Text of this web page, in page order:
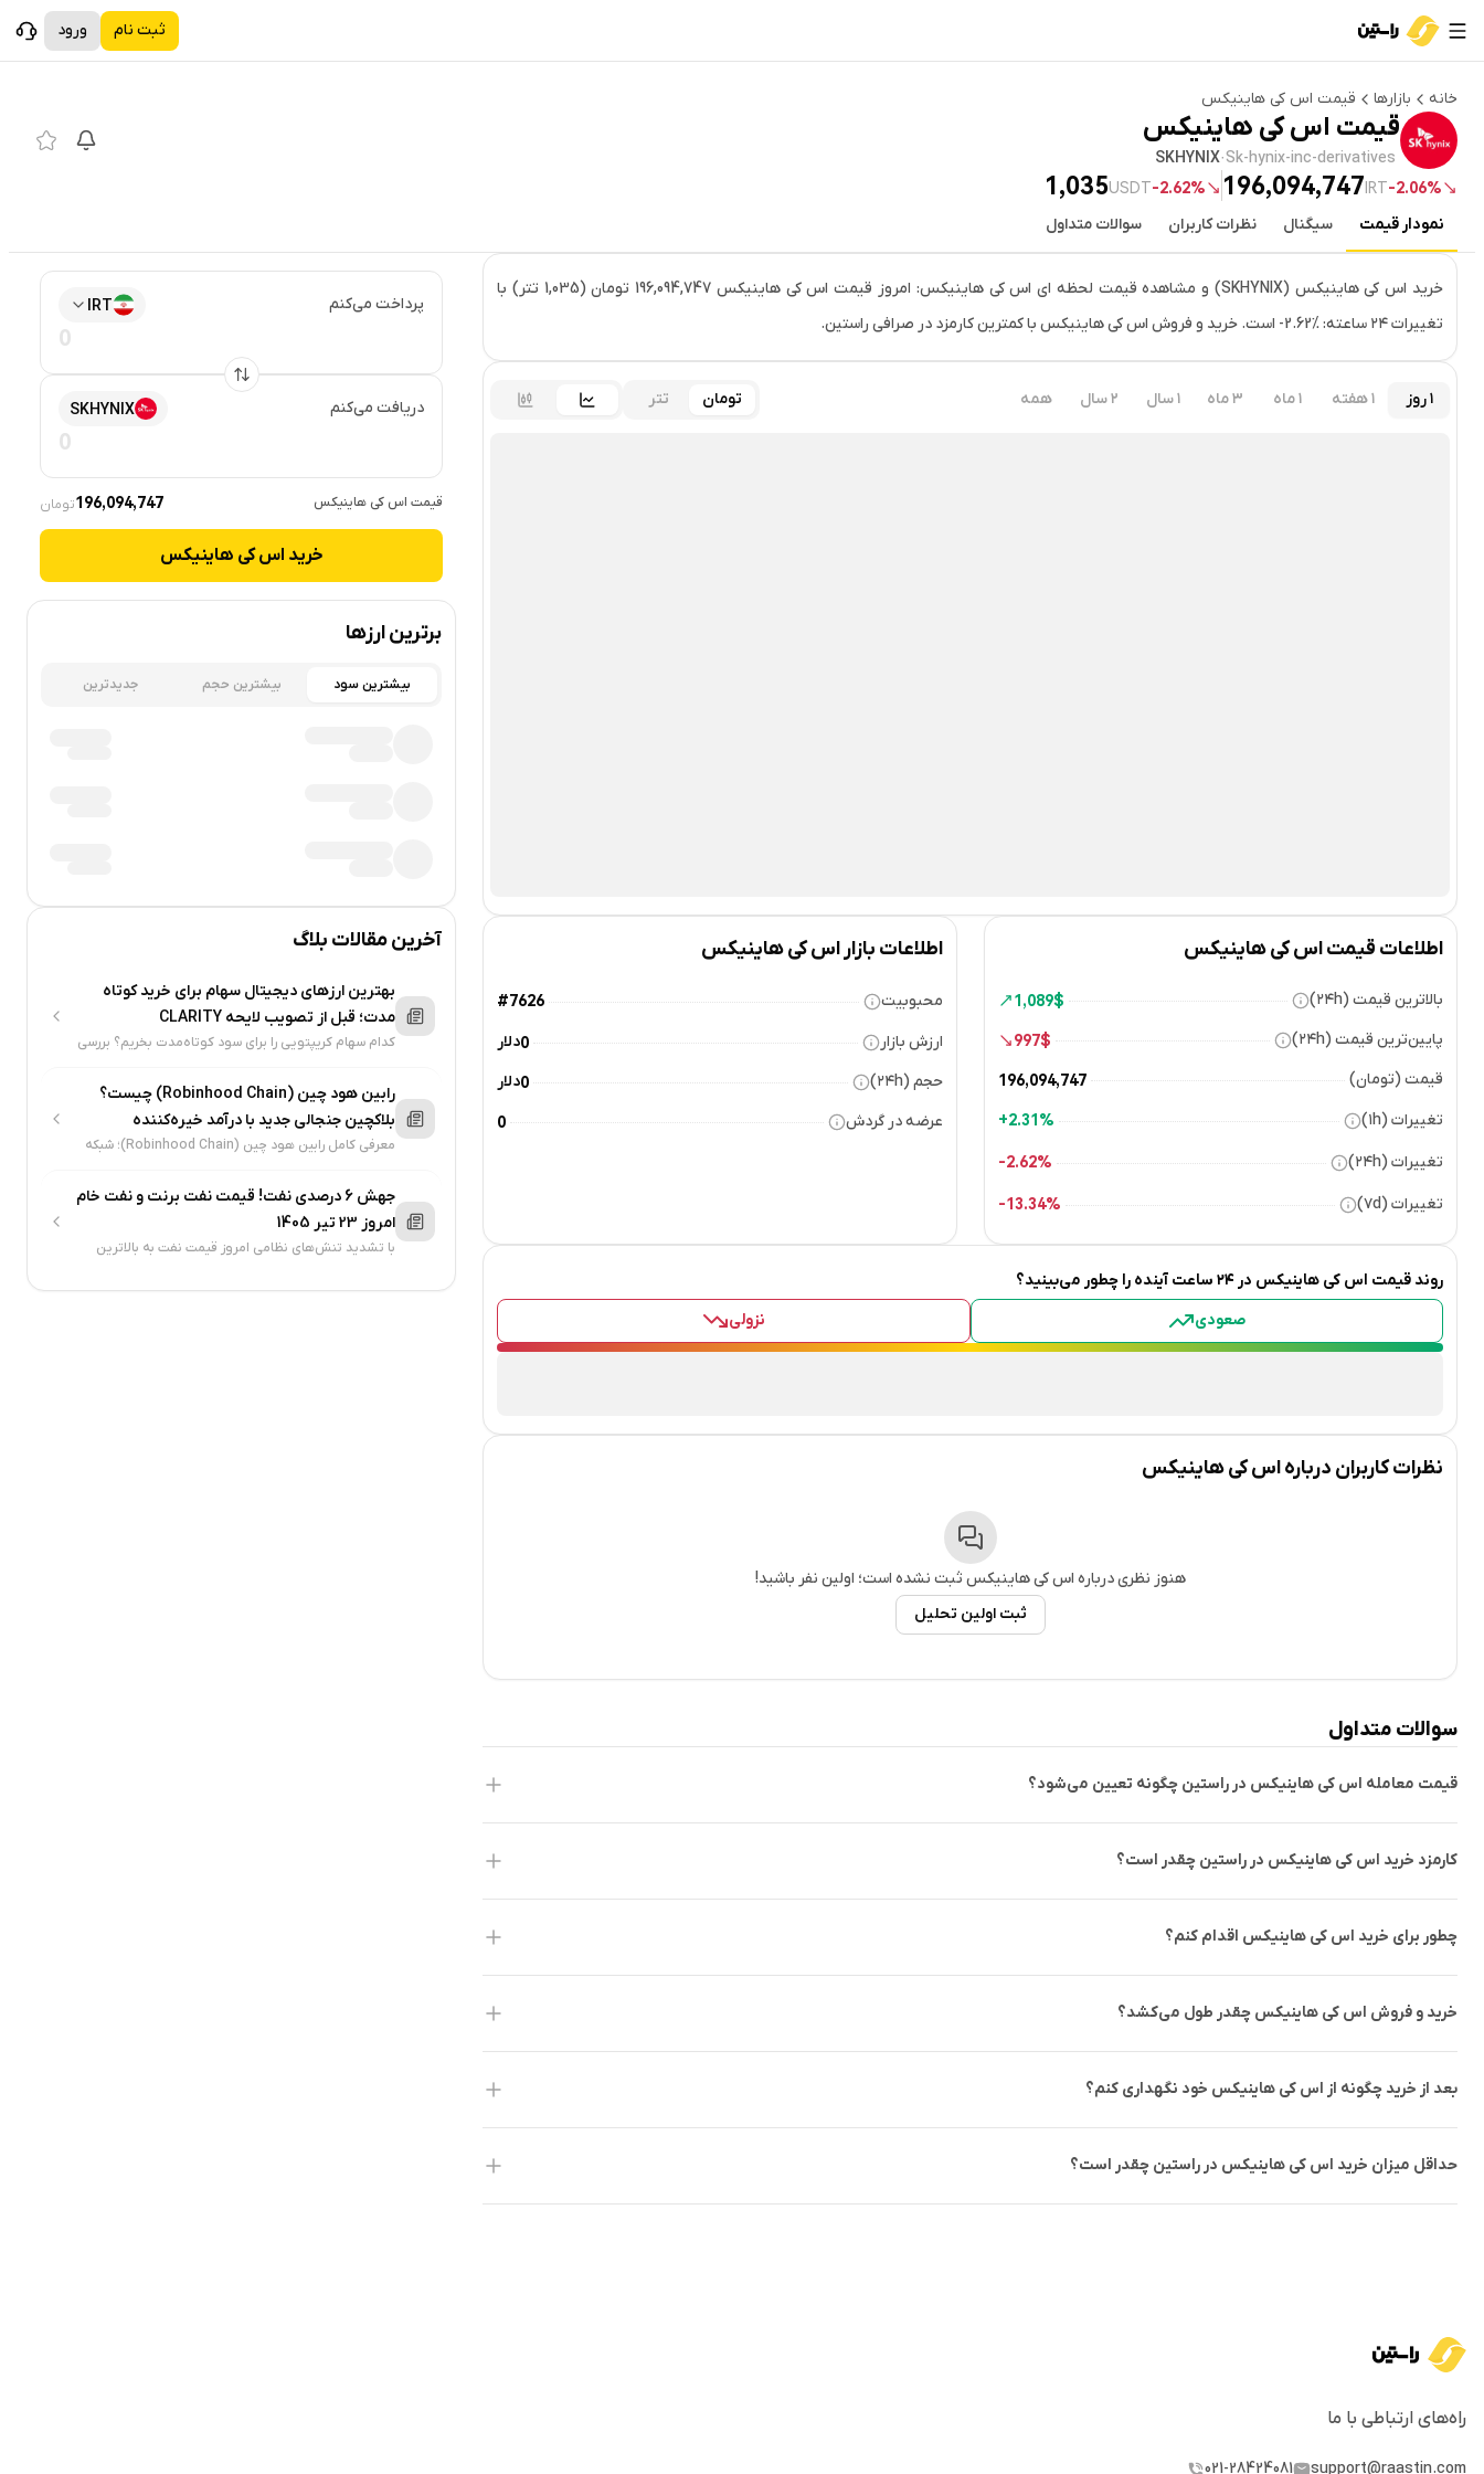
ثبت نام ورود
خانه بازارها قیمت اس کی هاینیکس
قیمت اس کی هاینیکس
Sk-hynix-inc-derivatives
·
SKHYNIX
2.06%-
IRT
196,094,747
2.62%-
USDT
1,035
نمودار قیمت سیگنال نظرات کاربران سوالات متداول
قیمت لحظه‌ایاس کی هاینیکس
خرید اس کی هاینیکس (SKHYNIX) و مشاهده قیمت لحظه ای اس کی هاینیکس: امروز قیمت اس کی هاینیکس 196,094,747 تومان (1,035 تتر) با
تغییرات ۲۴ ساعته: ‎-2.62% است. خرید و فروش اس کی هاینیکس با کمترین کارمزد در صرافی راستین.
۱ روز ۱ هفته ۱ ماه ۳ ماه ۱ سال ۲ سال همه تومان تتر
اطلاعات قیمت اس کی هاینیکس
بالاترین قیمت (۲۴h) $
1,089
پایین‌ترین قیمت (۲۴h) $
997
قیمت (تومان) 196,094,747
تغییرات (۱h) 2.31%+
تغییرات (۲۴h) 2.62%-
تغییرات (۷d) 13.34%-
اطلاعات بازار اس کی هاینیکس
محبوبیت #7626
ارزش بازار 0دلار
حجم (۲۴h)
0دلار
عرضه در گردش
0
روند قیمت اس کی هاینیکس در ۲۴ ساعت آینده را چطور می‌بینید؟
صعودی
نزولی
نظرات کاربران دربارهاس کی هاینیکس
هنوز نظری درباره اس کی هاینیکس ثبت نشده است؛ اولین نفر باشید!
ثبت اولین تحلیل
سوالات متداول
قیمت معامله اس کی هاینیکس در راستین چگونه تعیین می‌شود؟
کارمزد خرید اس کی هاینیکس در راستین چقدر است؟
چطور برای خرید اس کی هاینیکس اقدام کنم؟
خرید و فروش اس کی هاینیکس چقدر طول می‌کشد؟
بعد از خرید چگونه از اس کی هاینیکس خود نگهداری کنم؟
حداقل میزان خرید اس کی هاینیکس در راستین چقدر است؟
پرداخت می‌کنم IRT
دریافت می‌کنم SKHYNIX
قیمت اس کی هاینیکس 196,094,747تومان
خرید اس کی هاینیکس
برترین ارزها
بیشترین سود بیشترین حجم جدیدترین
آخرین مقالات بلاگ
بهترین ارزهای دیجیتال سهام برای خرید کوتاه
مدت؛ قبل از تصویب لایحه CLARITY
کدام سهام کریپتویی را برای سود کوتاه‌مدت بخریم؟ بررسی
جدید آمریکا + جدول مقایسه
رابین هود چین (Robinhood Chain) چیست؟
بلاکچین جنجالی جدید با درآمد خیره‌کننده
معرفی کامل رابین هود چین (Robinhood Chain)؛ شبکه
معامله ۲۴ساعته سهام و طوفان میم‌کوین‌ها
جهش 6 درصدی نفت! قیمت نفت برنت و نفت خام
امروز 23 تیر 1405
با تشدید تنش‌های نظامی امروز قیمت نفت به بالاترین
جهش 6 درصدی داشتند و تحلیل تکنیکال...
راه‌های ارتباطی با ما
support@raastin.com
021-28424081